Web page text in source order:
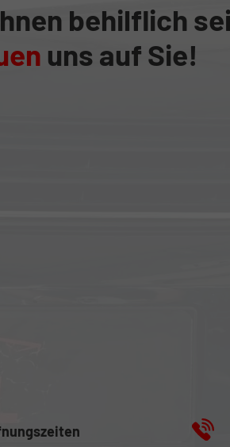
behilflich
uns auf Sie!